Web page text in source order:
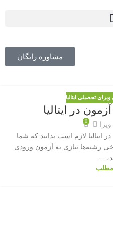
مشاوره رایگان
,ویزای تحصیلی ایتالیا
در ایتالیا
0
لازم است بدانید که شما
رشته‌ها نیازی به آزمون ورودی
...
مطلب